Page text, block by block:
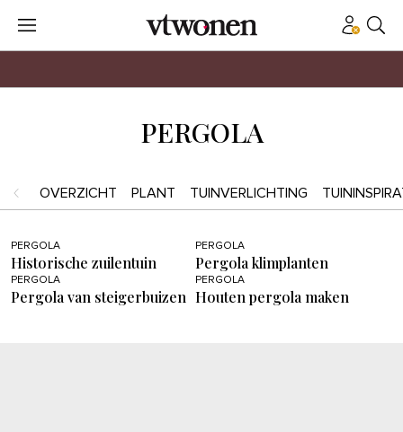
PERGOLA
OVERZICHT PLANT TUINVERLICHTING
PERGOLA
Historische zuilentuin
PERGOLA
Pergola klimplanten
PERGOLA
Pergola van steigerbuizen
PERGOLA
Houten pergola maken